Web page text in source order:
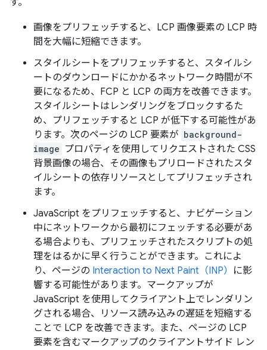
す。
画像をプリフェッチすると、LCP 画像要素の LCP 時
間を大幅に短縮できます。
スタイルシートをプリフェッチすると、スタイルシ
ートのダウンロードにかかるネットワーク時間が不
要になるため、FCP と LCP の両方を改善できます。
スタイルシートはレンダリングをブロックするた
め、プリフェッチすると LCP が低下する可能性があ
ります。次のページの LCP 要素が background-
image プロパティを使用してリクエストされた CSS
背景画像の場合、その画像もプリロードされたスタ
イルシートの依存リソースとしてプリフェッチされ
ます。
JavaScript をプリフェッチすると、ナビゲーション
中にネットワークから最初にフェッチする必要があ
る場合よりも、プリフェッチされたスクリプトの処
理をはるかに早く行うことができます。これによ
り、ページの Interaction to Next Paint（INP） に影
響する可能性があります。マークアップが
JavaScript を使用してクライアント上でレンダリン
グされる場合、リソース読み込みの遅延を短縮する
ことで LCP を改善できます。また、ページの LCP
要素を含むマークアップのクライアントサイド レン